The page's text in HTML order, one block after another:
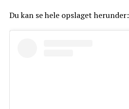
Du kan se hele opslaget herunder: